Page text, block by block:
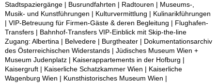
Stadtspaziergänge | Busrundfahrten | Radtouren | Museums-,
Musik- und Kunstführungen | Kulturvermittlung | Kulinarikführungen
| VIP-Betreuung für Firmen-Gäste & deren Begleitung | Flughafen-
Transfers | Bahnhof-Transfers VIP-Einblick mit Skip-the-line
Zugang: Albertina | Belvedere | Burgtheater | Dokumentationsarchiv
des Österreichischen Widerstands | Jüdisches Museum Wien +
Museum Judenplatz | Kaiserappartements in der Hofburg |
Kaisergruft | Kaiserliche Schatzkammer Wien | Kaiserliche
Wagenburg Wien | Kunsthistorisches Museum Wien |